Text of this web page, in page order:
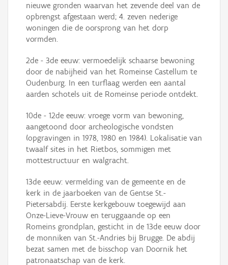
nieuwe gronden waarvan het zevende deel van de
opbrengst afgestaan werd; 4. zeven nederige
woningen die de oorsprong van het dorp
vormden.
2de - 3de eeuw: vermoedelijk schaarse bewoning
door de nabijheid van het Romeinse Castellum te
Oudenburg. In een turflaag werden een aantal
aarden schotels uit de Romeinse periode ontdekt.
10de - 12de eeuw: vroege vorm van bewoning,
aangetoond door archeologische vondsten
(opgravingen in 1978, 1980 en 1984). Lokalisatie van
twaalf sites in het Rietbos, sommigen met
mottestructuur en walgracht.
13de eeuw: vermelding van de gemeente en de
kerk in de jaarboeken van de Gentse St.-
Pietersabdij. Eerste kerkgebouw toegewijd aan
Onze-Lieve-Vrouw en teruggaande op een
Romeins grondplan, gesticht in de 13de eeuw door
de monniken van St.-Andries bij Brugge. De abdij
bezat samen met de bisschop van Doornik het
patronaatschap van de kerk.